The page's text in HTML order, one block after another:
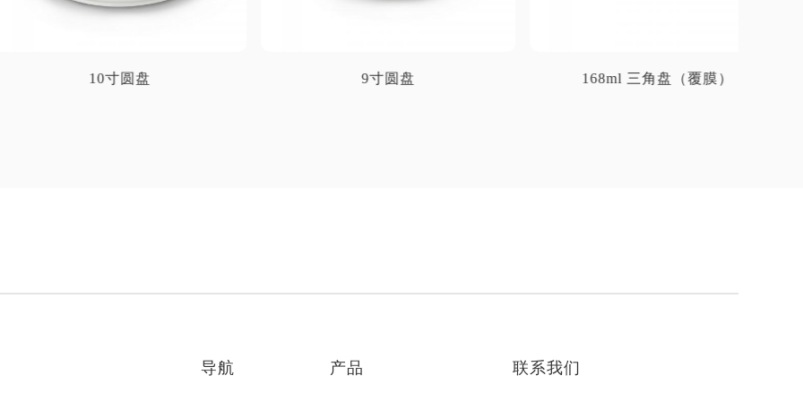
10寸圆盘 9寸圆盘 168ml 三角盘（覆膜）
导航 产品 联系我们